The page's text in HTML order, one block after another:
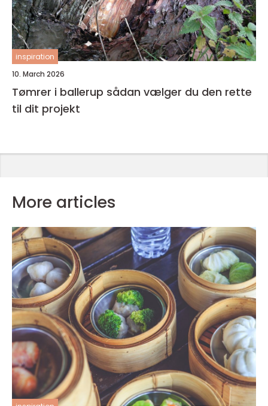
inspiration
10. March 2026
Tømrer i ballerup sådan vælger du den rette
til dit projekt
More articles